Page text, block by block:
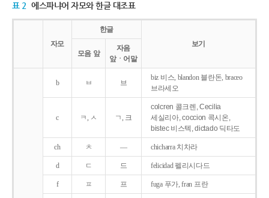
표 2 에스파냐어 자모와 한글 대조표
자모
한글
보기
모음 앞
자음
앞ㆍ어말
b ㅂ 브
biz 비스, blandon 블란돈, braceo
브라세오
c ㅋ, ㅅ ㄱ, 크
colcren 콜크렌, Cecilia
세실리아, coccion 콕시온,
bistec 비스텍, dictado 딕타도
ch ㅊ ― chicharra 치차라
d ㄷ 드 felicidad 펠리시다드
f ㅍ 프 fuga 푸가, fran 프란